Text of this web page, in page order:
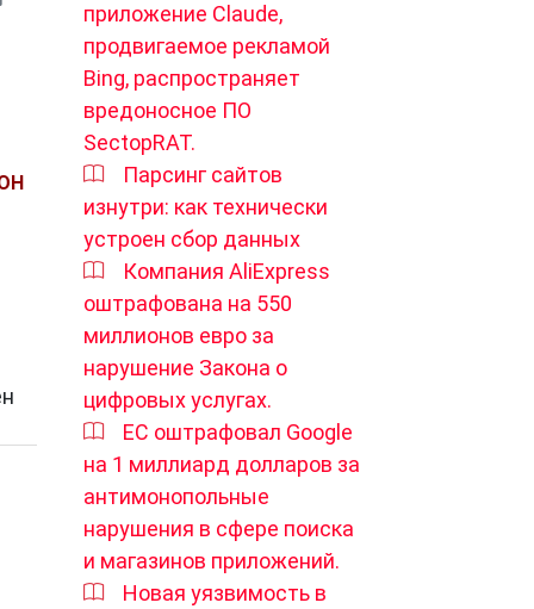
приложение Claude,
продвигаемое рекламой
Bing, распространяет
вредоносное ПО
SectopRAT.
Парсинг сайтов
изнутри: как технически
устроен сбор данных
Компания AliExpress
оштрафована на 550
миллионов евро за
нарушение Закона о
цифровых услугах.
ЕС оштрафовал Google
на 1 миллиард долларов за
антимонопольные
нарушения в сфере поиска
и магазинов приложений.
Новая уязвимость в